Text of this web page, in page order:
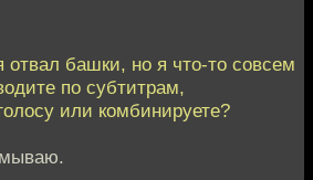
башки, но я что-то совсем
по субтитрам,
или комбинируете?